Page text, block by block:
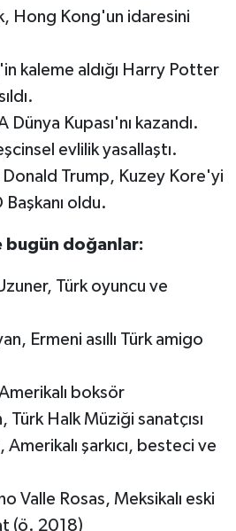
Hong Kong'un idaresini
kaleme aldığı Harry Potter
Kupası'nı kazandı.
evlilik yasallaştı.
Donald Trump, Kuzey Kore'yi
oldu.
bugün doğanlar:
Türk oyuncu ve
Ermeni asıllı Türk amigo
boksör
Halk Müziği sanatçısı
şarkıcı, besteci ve
Valle Rosas, Meksikalı eski
(ö. 2018)